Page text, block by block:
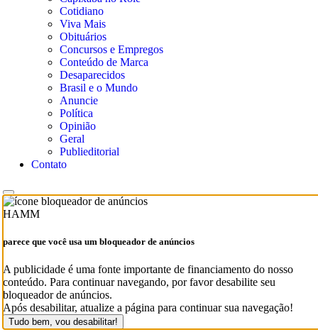
Cotidiano
Viva Mais
Obituários
Concursos e Empregos
Conteúdo de Marca
Desaparecidos
Brasil e o Mundo
Anuncie
Política
Opinião
Geral
Publieditorial
Contato
HAMM
parece que você usa um bloqueador de anúncios
A publicidade é uma fonte importante de financiamento do nosso
conteúdo. Para continuar navegando, por favor desabilite seu
bloqueador de anúncios.
Após desabilitar, atualize a página para continuar sua navegação!
Tudo bem, vou desabilitar!